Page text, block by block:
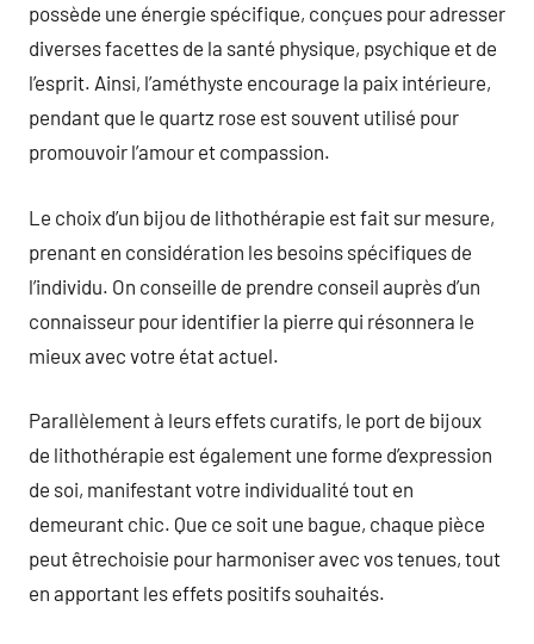
possède une énergie spécifique, conçues pour adresser
diverses facettes de la santé physique, psychique et de
l’esprit. Ainsi, l’améthyste encourage la paix intérieure,
pendant que le quartz rose est souvent utilisé pour
promouvoir l’amour et compassion.
Le choix d’un bijou de lithothérapie est fait sur mesure,
prenant en considération les besoins spécifiques de
l’individu. On conseille de prendre conseil auprès d’un
connaisseur pour identifier la pierre qui résonnera le
mieux avec votre état actuel.
Parallèlement à leurs effets curatifs, le port de bijoux
de lithothérapie est également une forme d’expression
de soi, manifestant votre individualité tout en
demeurant chic. Que ce soit une bague, chaque pièce
peut êtrechoisie pour harmoniser avec vos tenues, tout
en apportant les effets positifs souhaités.